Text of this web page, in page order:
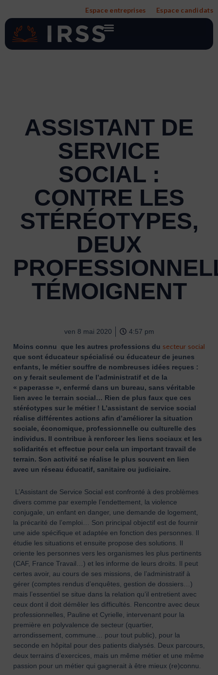
contenu
Espace entreprises Espace candidats
ASSISTANT DE
SERVICE
SOCIAL :
CONTRE LES
STÉRÉOTYPES,
DEUX
TÉMOIGNENT
ven 8 mai 2020
4:57 pm
Moins connu que les autres professions du secteur social
que sont éducateur spécialisé ou éducateur de jeunes
enfants, le métier souffre de nombreuses idées reçues :
on y ferait seulement de l’administratif et de la
« paperasse », enfermé dans un bureau, sans véritable
lien avec le terrain social… Rien de plus faux que ces
stéréotypes sur le métier ! L’assistant de service social
réalise différentes actions afin d’améliorer la situation
sociale, économique, professionnelle ou culturelle des
individus. Il contribue à renforcer les liens sociaux et les
solidarités et effectue pour cela un important travail de
terrain. Son activité se réalise le plus souvent en lien
avec un réseau éducatif, sanitaire ou judiciaire.
L’Assistant de Service Social est confronté à des problèmes
divers comme par exemple l’endettement, la violence
conjugale, un enfant en danger, une demande de logement,
la précarité de l’emploi… Son principal objectif est de fournir
une aide spécifique et adaptée en fonction des personnes. Il
étudie les situations et ensuite propose des solutions. Il
oriente les personnes vers les organismes les plus pertinents
(CAF, France Travail…) et les informe de leurs droits. Il peut
certes avoir, au cours de ses missions, de l’administratif à
gérer (comptes rendus d’enquêtes, gestion de dossiers…)
mais l’essentiel se situe dans la relation qu’il entretient avec
ceux dont il doit démêler les difficultés. Rencontre avec deux
professionnelles, Pauline et Cyrielle, intervenant pour la
première en polyvalence de secteur (quartier,
arrondissement, commune… pour tout public), pour la
seconde en hôpital pour des patients dialysés. Deux parcours,
deux terrains d’exercices, mais un même métier et une même
passion pour un métier qui gagnerait à être mieux (re)connu.